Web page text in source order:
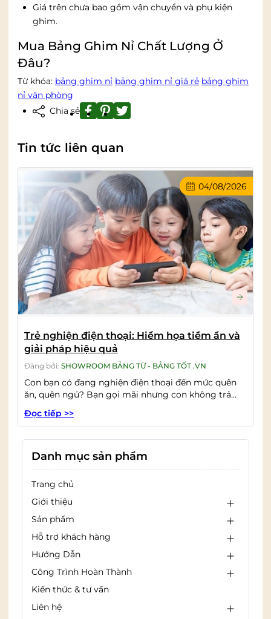
Giá trên chưa bao gồm vận chuyển và phụ kiện
ghim.
Mua Bảng Ghim Nỉ Chất Lượng Ở
Đâu?
Từ khóa: bảng ghim nỉ bảng ghim nỉ giá rẻ bảng ghim
nỉ văn phòng
Chia sẻ
Tin tức liên quan
04/08/2026
Trẻ nghiện điện thoại: Hiểm họa tiềm ẩn và
giải pháp hiệu quả
Đăng bởi: SHOWROOM BẢNG TỪ - BẢNG TỐT .VN
Con bạn có đang nghiện điện thoại đến mức quên
ăn, quên ngủ? Bạn gọi mãi nhưng con không trả...
Đọc tiếp >>
Danh mục sản phẩm
Trang chủ
Giới thiệu
Sản phẩm
Hỗ trợ khách hàng
Hướng Dẫn
Công Trình Hoàn Thành
Kiến thức & tư vấn
Liên hệ